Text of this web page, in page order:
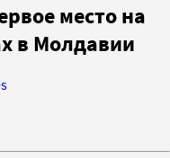
место на
в Молдавии